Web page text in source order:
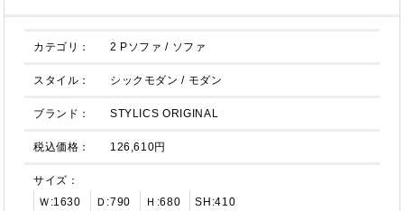
カテゴリ： 2 Pソファ / ソファ
スタイル： シックモダン / モダン
ブランド： STYLICS ORIGINAL
税込価格： 126,610円
サイズ：
Ｗ:1630
Ｄ:790 Ｈ:680 SH:410